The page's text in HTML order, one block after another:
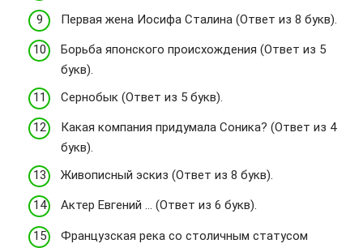
Первая жена Иосифа Сталина (Ответ из 8 букв).
Борьба японского происхождения (Ответ из 5
букв).
Сернобык (Ответ из 5 букв).
Какая компания придумала Соника? (Ответ из 4
букв).
Живописный эскиз (Ответ из 8 букв).
Актер Евгений … (Ответ из 6 букв).
Французская река со столичным статусом